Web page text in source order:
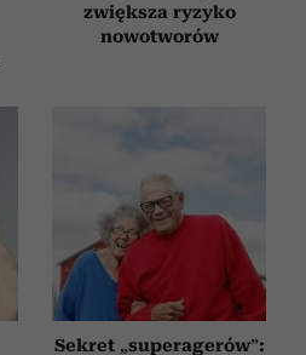
zwiększa ryzyko
nowotworów
Sekret „superagerów”: